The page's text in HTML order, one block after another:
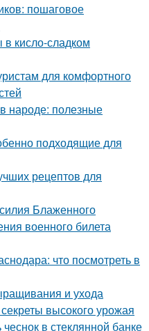
пошаговое
в кисло-сладком
для комфортного
народе: полезные
подходящие для
рецептов для
Блаженного
военного билета
что посмотреть в
и ухода
высокого урожая
в стеклянной банке